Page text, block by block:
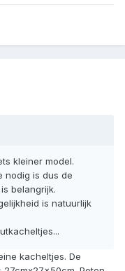
kleiner model.
nodig is dus de
belangrijk.
is natuurlijk
kacheltjes. De